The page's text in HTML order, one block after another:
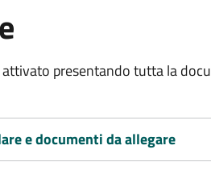
attivato presentando tutta la
e documenti da allegare